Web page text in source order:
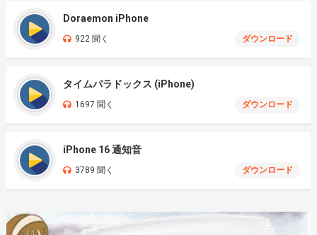
Doraemon iPhone
922 聞く ダウンロード
タイムパラドックス (iPhone)
1697 聞く ダウンロード
iPhone 16 通知音
3789 聞く ダウンロード